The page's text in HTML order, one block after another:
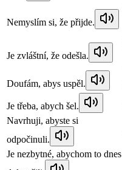
Nemyslím si, že přijde.
Je zvláštní, že odešla.
Doufám, abys uspěl.
Je třeba, abych šel.
Navrhuji, abyste si
odpočinuli.
Je nezbytné, abychom to dnes